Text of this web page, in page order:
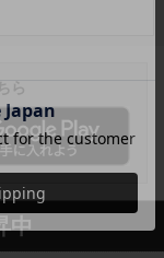
ら
中